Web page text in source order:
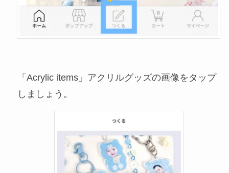
「Acrylic items」アクリルグッズの画像をタップ
しましょう。